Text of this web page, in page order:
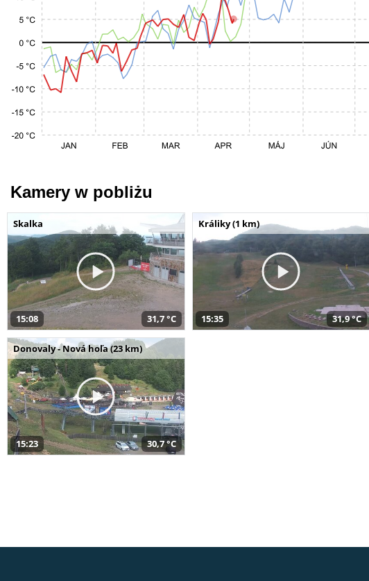
Kamery w pobliżu
Skalka
15:08 31,7 °C
Králiky (1 km)
15:35 31,9 °C
Donovaly - Nová hoľa (23 km)
15:23 30,7 °C